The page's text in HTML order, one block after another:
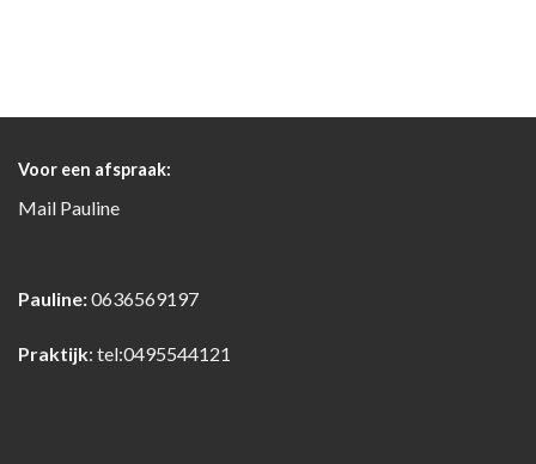
Voor een afspraak:
Mail Pauline
Pauline:0636569197
Praktijk: tel:0495544121